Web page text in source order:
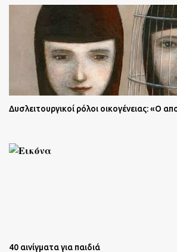
Δυσλειτουργικοί ρόλοι οικογένειας: «Ο
40 αινίγματα για παιδιά